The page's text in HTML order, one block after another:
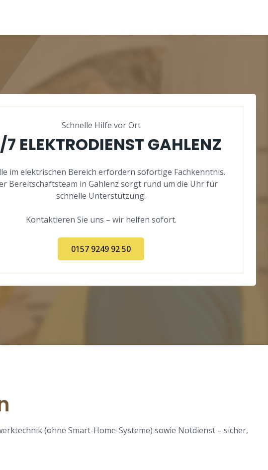
Schnelle Hilfe vor Ort
ELEKTRODIENST GAHLENZ
im elektrischen Bereich erfordern sofortige Fachkenntnis.
Bereitschaftsteam in Gahlenz sorgt rund um die Uhr für
schnelle Unterstützung.
Kontaktieren Sie uns – wir helfen sofort.
0157 9249 92 50
(ohne Smart-Home-Systeme) sowie Notdienst – sicher,